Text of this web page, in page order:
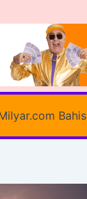
Bahis